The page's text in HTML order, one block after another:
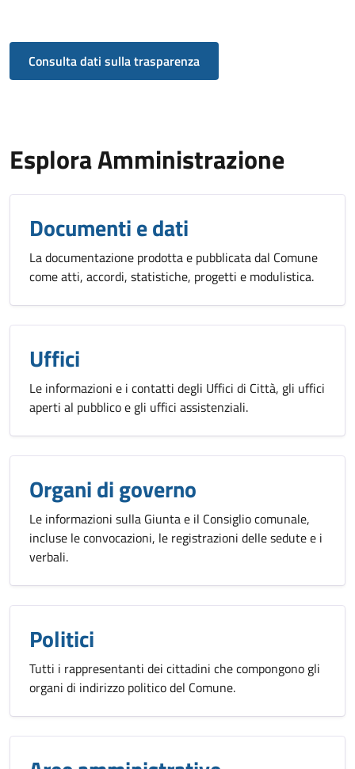
Consulta dati sulla trasparenza
Esplora Amministrazione
Documenti e dati
La documentazione prodotta e pubblicata dal Comune
come atti, accordi, statistiche, progetti e modulistica.
Uffici
Le informazioni e i contatti degli Uffici di Città, gli uffici
aperti al pubblico e gli uffici assistenziali.
Organi di governo
Le informazioni sulla Giunta e il Consiglio comunale,
incluse le convocazioni, le registrazioni delle sedute e i
verbali.
Politici
Tutti i rappresentanti dei cittadini che compongono gli
organi di indirizzo politico del Comune.